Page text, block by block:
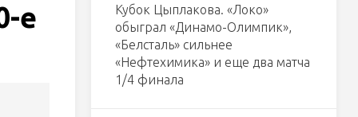
е
Кубок Цыплакова. «Локо»
обыграл «Динамо-Олимпик»,
«Белсталь» сильнее
«Нефтехимика» и еще два матча
1/4 финала